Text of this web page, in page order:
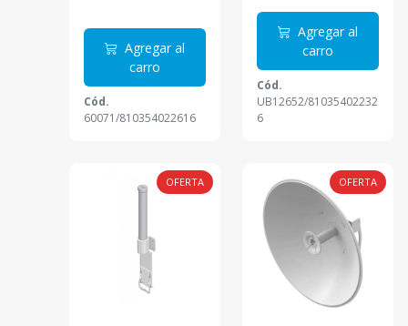
Agregar al
carro
Cód.
60071/810354022616
Agregar al
carro
Cód.
UB12652/81035402232
6
OFERTA OFERTA